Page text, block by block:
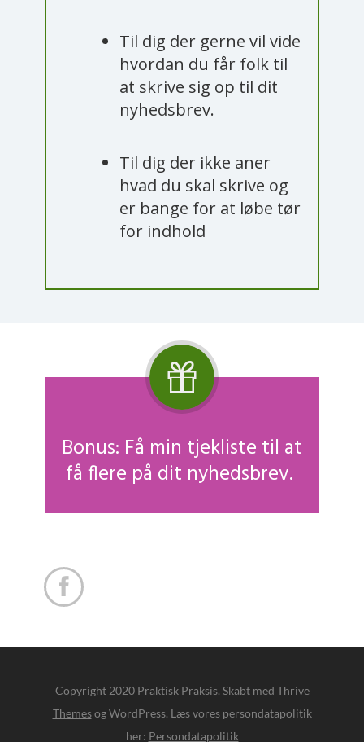
Til dig der gerne vil vide
hvordan du får folk til
at skrive sig op til dit
nyhedsbrev.
Til dig der ikke aner
hvad du skal skrive og
er bange for at løbe tør
for indhold​
Bonus: Få min tjekliste til at
få flere på dit nyhedsbrev.

Copyright 2020 Praktisk Praksis. Skabt med Thrive
Themesog WordPress. Læs vores persondatapolitik
her: Persondatapolitik